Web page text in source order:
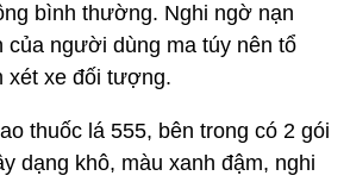
bình thường. Nghi ngờ nạn
của người dùng ma túy nên tổ
xét xe đối tượng.
thuốc lá 555, bên trong có 2 gói
dạng khô, màu xanh đậm, nghi